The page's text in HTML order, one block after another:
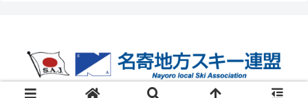
Copyright © 2021kosakaisyou Co.,Ltd.